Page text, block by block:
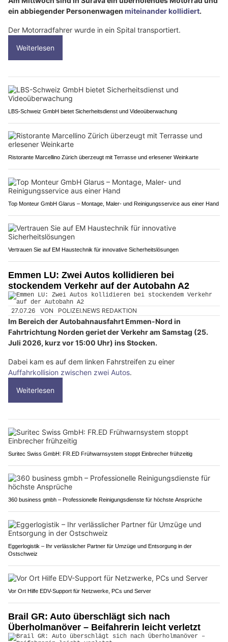
ein abbiegender Personenwagen miteinander kollidiert.
Der Motorradfahrer wurde in ein Spital transportiert.
Weiterlesen
LBS-Schweiz GmbH bietet Sicherheitsdienst und Videoüberwachung
Ristorante Marcellino Zürich überzeugt mit Terrasse und erlesener Weinkarte
Top Monteur GmbH Glarus – Montage, Maler- und Reinigungsservice aus einer Hand
Vertrauen Sie auf EM Haustechnik für innovative Sicherheitslösungen
Emmen LU: Zwei Autos kollidieren bei
stockendem Verkehr auf der Autobahn A2
27.07.26 VON POLIZEI.NEWS REDAKTION
Im Bereich der Autobahnausfahrt Emmen-Nord in
Fahrtrichtung Norden geriet der Verkehr am Samstag (25.
Juli 2026, kurz vor 15:00 Uhr) ins Stocken.
Dabei kam es auf dem linken Fahrstreifen zu einer
Auffahrkollision zwischen zwei Autos.
Weiterlesen
Suritec Swiss GmbH: FR.ED Frühwarnsystem stoppt Einbrecher frühzeitig
360 business gmbh – Professionelle Reinigungsdienste für höchste Ansprüche
Eggerlogistik – Ihr verlässlicher Partner für Umzüge und Entsorgung in der
Ostschweiz
Vor Ort Hilfe EDV-Support für Netzwerke, PCs und Server
Brail GR: Auto überschlägt sich nach
Überholmanöver – Beifahrerin leicht verletzt